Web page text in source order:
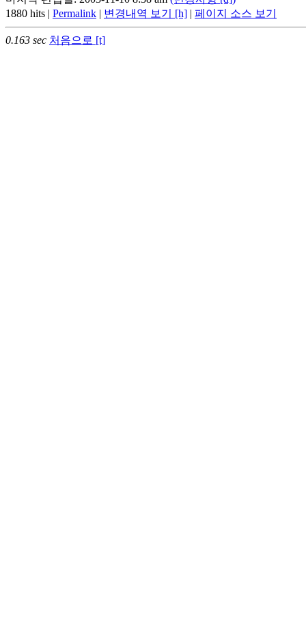
1880 hits | Permalink | 변경내역 보기 [h] | 페이지 소스 보기
0.163 sec 처음으로 [t]